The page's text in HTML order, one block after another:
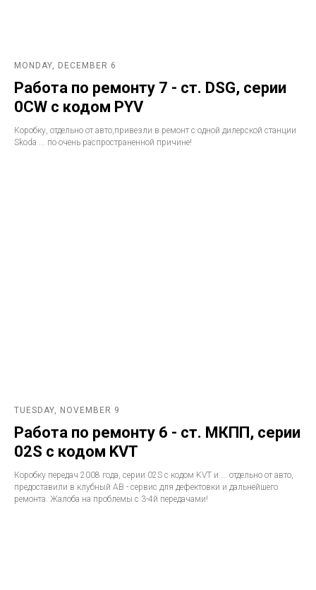
MONDAY, DECEMBER 6
Работа по ремонту 7 - ст. DSG, серии
0CW с кодом PYV
Коробку, отдельно от авто,привезли в ремонт с одной дилерской станции
Skoda ... по очень распространенной причине!
TUESDAY, NOVEMBER 9
Работа по ремонту 6 - ст. МКПП, серии
02S с кодом KVT
Коробку передач 2008 года, серии 02S с кодом KVT и ... отдельно от авто,
предоставили в клубный АВ - сервис для дефектовки и дальнейшего
ремонта. Жалоба на проблемы с 3-4й передачами!